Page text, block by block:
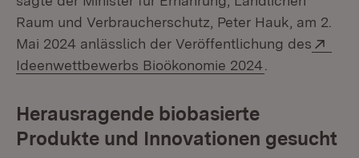
Raum und Verbraucherschutz, Peter Hauk, am 2.
Mai 2024 anlässlich der Veröffentlichung des
Ideenwettbewerbs Bioökonomie 2024
Herausragende biobasierte
Produkte und Innovationen gesucht